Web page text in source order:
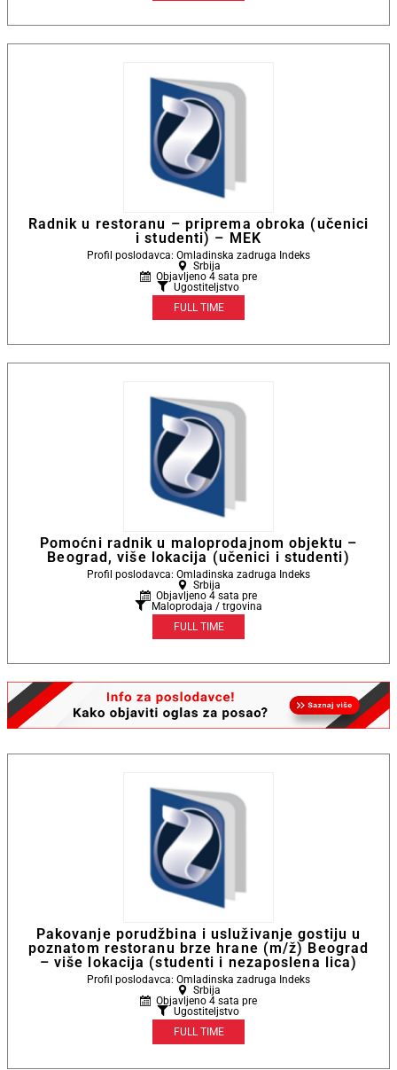
Radnik u restoranu – priprema obroka (učenici
i studenti) – MEK
Profil poslodavca: Omladinska zadruga Indeks
Srbija
Objavljeno 4 sata pre
Ugostiteljstvo
FULL TIME
Pomoćni radnik u maloprodajnom objektu –
Beograd, više lokacija (učenici i studenti)
Profil poslodavca: Omladinska zadruga Indeks
Srbija
Objavljeno 4 sata pre
Maloprodaja / trgovina
FULL TIME
Pakovanje porudžbina i usluživanje gostiju u
poznatom restoranu brze hrane (m/ž) Beograd
– više lokacija (studenti i nezaposlena lica)
Profil poslodavca: Omladinska zadruga Indeks
Srbija
Objavljeno 4 sata pre
Ugostiteljstvo
FULL TIME